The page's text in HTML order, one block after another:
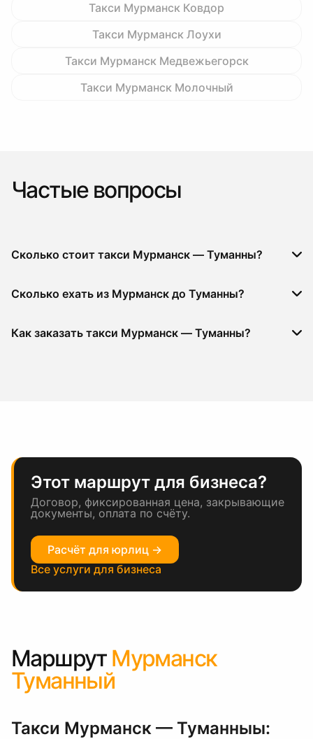
Такси Мурманск Ковдор
Такси Мурманск Лоухи
Такси Мурманск Медвежьегорск
Такси Мурманск Молочный
Частые вопросы
Сколько стоит такси Мурманск — Туманны?
Сколько ехать из Мурманск до Туманны?
Как заказать такси Мурманск — Туманны?
Этот маршрут для бизнеса?
Договор, фиксированная цена, закрывающие
документы, оплата по счёту.
Расчёт для юрлиц →
Все услуги для бизнеса
Маршрут Мурманск
Туманный
Такси Мурманск — Туманныы: